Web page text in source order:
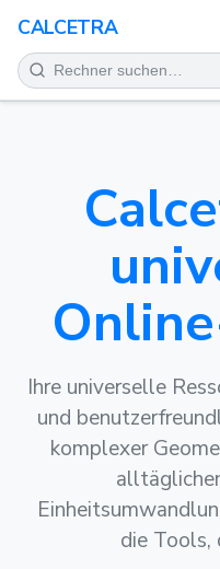
CALCETRA
MATHEMATIK
WISSENSCHAFT
ANDERE TOOLS
Ihre universelle
und
komplexer
die Tools,